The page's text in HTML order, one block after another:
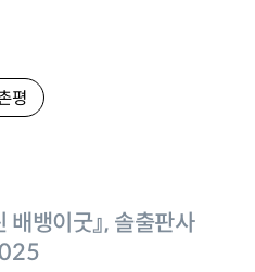
평
배뱅이굿』, 솔출판사